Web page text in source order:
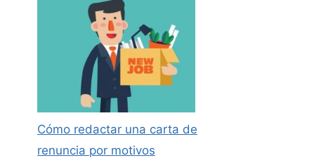
Cómo redactar una carta de
renuncia por motivos